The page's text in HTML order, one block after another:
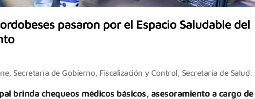
pasaron por el Espacio Saludable del
, Secretaría de Gobierno, Fiscalización y Control, Secretaría de Salud
brinda chequeos médicos básicos, asesoramiento a cargo de